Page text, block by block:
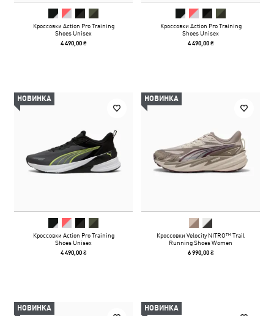
Кроссовки Action Pro Training
Shoes Unisex
4 490,00 ₴
Кроссовки Action Pro Training
Shoes Unisex
4 490,00 ₴
НОВИНКА
Кроссовки Action Pro Training
Shoes Unisex
4 490,00 ₴
НОВИНКА
Кроссовки Velocity NITRO™ Trail
Running Shoes Women
6 990,00 ₴
НОВИНКА НОВИНКА